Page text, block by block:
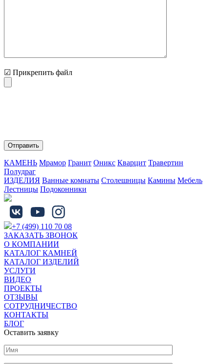
☑ Прикрепить файл
КАМЕНЬ Мрамор Гранит Оникс Кварцит Травертин
Полудраг
ИЗДЕЛИЯ Ванные комнаты Столешницы Камины Мебель
Лестницы Подоконники
+7 (499) 110 70 08
ЗАКАЗАТЬ ЗВОНОК
О КОМПАНИИ
КАТАЛОГ КАМНЕЙ
КАТАЛОГ ИЗДЕЛИЙ
УСЛУГИ
ВИДЕО
ПРОЕКТЫ
ОТЗЫВЫ
СОТРУДНИЧЕСТВО
КОНТАКТЫ
БЛОГ
Оставить заявку